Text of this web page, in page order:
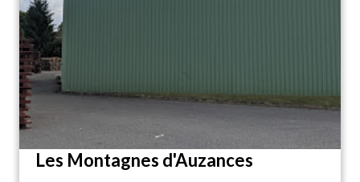
Les Montagnes d'Auzances